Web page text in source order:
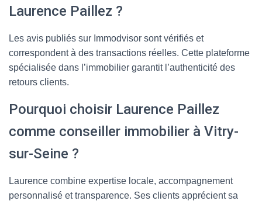
Laurence Paillez ?
Les avis publiés sur Immodvisor sont vérifiés et
correspondent à des transactions réelles. Cette plateforme
spécialisée dans l’immobilier garantit l’authenticité des
retours clients.
Pourquoi choisir Laurence Paillez
comme conseiller immobilier à Vitry-
sur-Seine ?
Laurence combine expertise locale, accompagnement
personnalisé et transparence. Ses clients apprécient sa